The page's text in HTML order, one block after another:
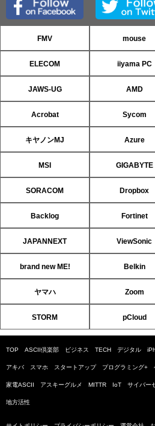
FMV mouse
ELECOM iiyama PC
JAWS-UG AMD
Acrobat Sycom
キヤノンMJ Azure
MSI GIGABYTE
SORACOM Dropbox
Backlog Fortinet
JAPANNEXT ViewSonic
brand new ME! Belkin
ヤマハ Zoom
STORM pCloud
TOP ASCII倶楽部 ビジネス TECH デジタル
アキバ スマホ スタートアップ プログラミング+
家電ASCII アスキーグルメ MITTR IoT サイバー
地方活性